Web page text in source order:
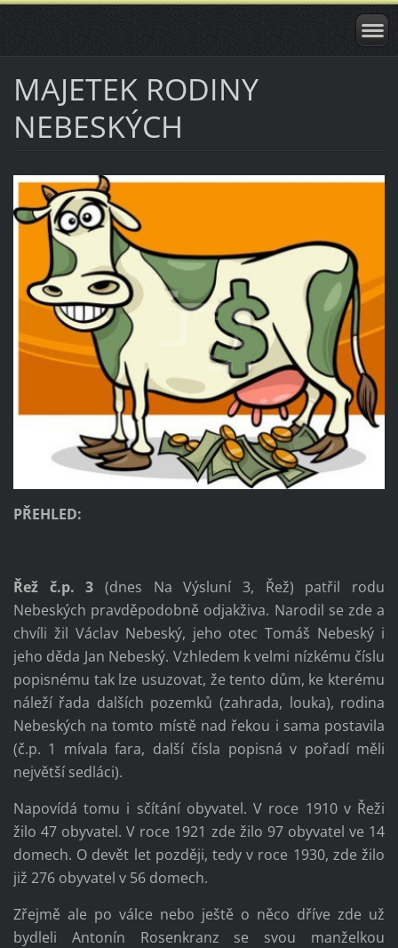
MAJETEK RODINY
NEBESKÝCH
PŘEHLED:
Řež č.p. 3 (dnes Na Výsluní 3, Řež) patřil rodu
Nebeských pravděpodobně odjakživa. Narodil se zde a
chvíli žil Václav Nebeský, jeho otec Tomáš Nebeský i
jeho děda Jan Nebeský. Vzhledem k velmi nízkému číslu
popisnému tak lze usuzovat, že tento dům, ke kterému
náleží řada dalších pozemků (zahrada, louka), rodina
Nebeských na tomto místě nad řekou i sama postavila
(č.p. 1 mívala fara, další čísla popisná v pořadí měli
největší sedláci).
Napovídá tomu i sčítání obyvatel. V roce 1910 v Řeži
žilo 47 obyvatel. V roce 1921 zde žilo 97 obyvatel ve 14
domech. O devět let později, tedy v roce 1930, zde žilo
již 276 obyvatel v 56 domech.
Zřejmě ale po válce nebo ještě o něco dříve zde už
bydleli Antonín Rosenkranz se svou manželkou